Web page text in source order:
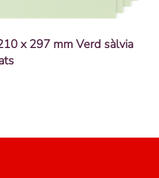
x 297 mm Verd sàlvia